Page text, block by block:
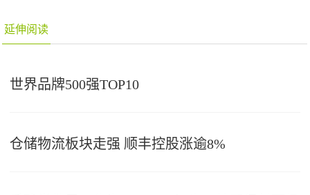
延伸阅读
世界品牌500强TOP10
仓储物流板块走强 顺丰控股涨逾8%